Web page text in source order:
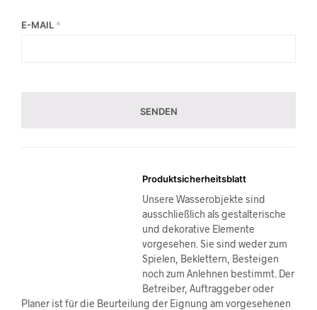
E-MAIL *
Produktsicherheitsblatt
Unsere Wasserobjekte sind
ausschließlich als gestalterische
und dekorative Elemente
vorgesehen. Sie sind weder zum
Spielen, Beklettern, Besteigen
noch zum Anlehnen bestimmt. Der
Betreiber, Auftraggeber oder
Planer ist für die Beurteilung der Eignung am vorgesehenen